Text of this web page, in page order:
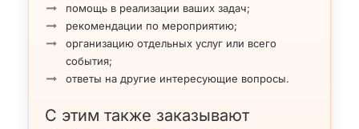
помощь в реализации ваших задач;
рекомендации по мероприятию;
организацию отдельных услуг или всего
события;
ответы на другие интересующие вопросы.
С этим также заказывают